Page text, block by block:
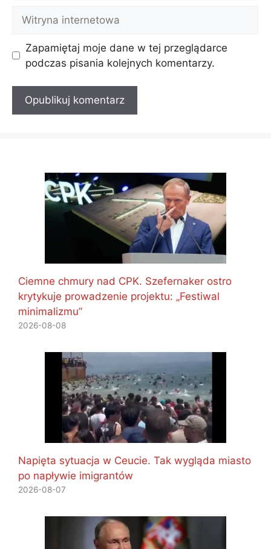
internetowa
Zapamiętaj moje dane w tej przeglądarce
podczas pisania kolejnych komentarzy.
Ciemne chmury nad CPK. Szefernaker ostro
krytykuje prowadzenie projektu: „Festiwal
minimalizmu”
2026-08-08
Napięta sytuacja w Ceucie. Tak wygląda miasto
po napływie imigrantów
2026-08-07